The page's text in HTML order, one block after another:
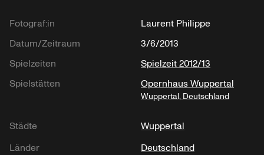
Fotograf:in
Laurent Philippe
Datum/Zeitraum
3/6/2013
Spielzeiten
Spielzeit 2012/13
Spielstätten
Opernhaus Wuppertal
Wuppertal, Deutschland
Städte
Wuppertal
Länder
Deutschland